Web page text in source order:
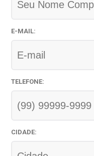
E-MAIL:
TELEFONE:
CIDADE: